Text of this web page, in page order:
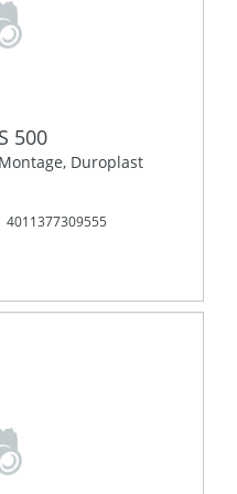
500
Duroplast
4011377309555